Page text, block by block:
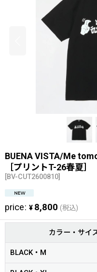
BUENA VISTA/Me
［プリントT-26春夏］
[BV-CUT2600810]
price: ¥ 8,800 (税込)
カラー・サイ
BLACK・M